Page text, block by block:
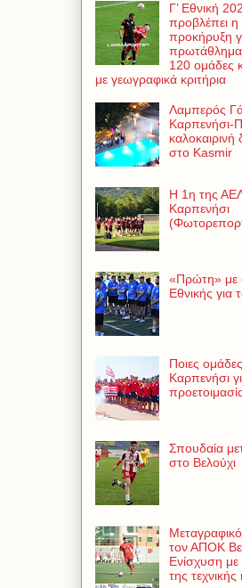
Γ’ Εθνική
προβλέπει η
προκήρυξη
120 ομάδες
με γεωγραφικά κριτήρια
Λαμπερός
Καρπενήσι-
καλοκαιρινή
στο Kasmir
Η 1η της
Καρπενήσι
«Πρώτη» με
Εθνικής για
Ποιες
Καρπενήσι
Σπουδαία
στο Βελούχι
τον ΑΠΟΚ
Ενίσχυση με
της τεχνικής